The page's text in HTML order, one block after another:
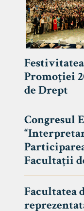
Promoției
de Drept
Congresul
Facultații
Facultatea